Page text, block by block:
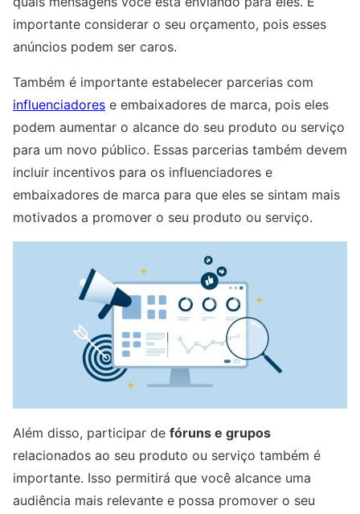
importante considerar o seu orçamento, pois esses
anúncios podem ser caros.
Também é importante estabelecer parcerias com
influenciadores e embaixadores de marca, pois eles
podem aumentar o alcance do seu produto ou serviço
para um novo público. Essas parcerias também devem
incluir incentivos para os influenciadores e
embaixadores de marca para que eles se sintam mais
motivados a promover o seu produto ou serviço.
Além disso, participar de fóruns e grupos
relacionados ao seu produto ou serviço também é
importante. Isso permitirá que você alcance uma
audiência mais relevante e possa promover o seu